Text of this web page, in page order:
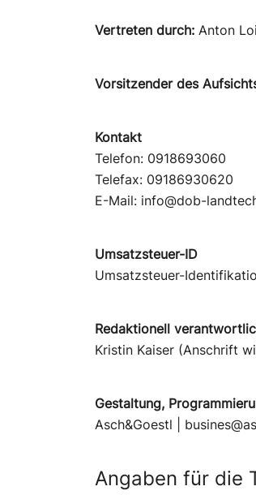
Vertreten durch: Anton
Vorsitzender des
Kontakt
Telefon: 0918693060
Telefax: 09186930620
E-Mail: info@dob-
Umsatzsteuer-ID
Umsatzsteuer-
Redaktionell
Kristin Kaiser (Anschrift
Gestaltung,
Asch&Goestl |
Angaben für die